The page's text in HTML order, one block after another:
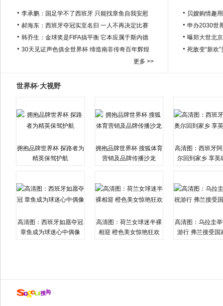
李承鹏：国足学不了西班牙 只能找章鱼自我安慰
郝海东：西班牙夺冠实至名归 一人不再决定比赛
韩乔生：金球奖是FIFA搞平衡 它本应属于斯内德
30天见证声色俱全世界杯 缔造南非传奇百年辉煌
更多 >>
贝嫂购情趣
申办2030世
曝郑大世北
死敌变“新欢
世界杯·大视野
拥抱品牌世界杯 探路者为
精英保驾护航
拥抱品牌世界杯 搜狐体育
营销及品牌传播沙龙
高清图：西班牙
尔回到家乡 享英
高清图：西班牙如愿夺冠
章鱼成为球迷心中偶像
高清图：荷兰女球迷半裸
相迎 橙色美女惊艳狂欢
高清图：乌拉圭
游行 弗兰接受国